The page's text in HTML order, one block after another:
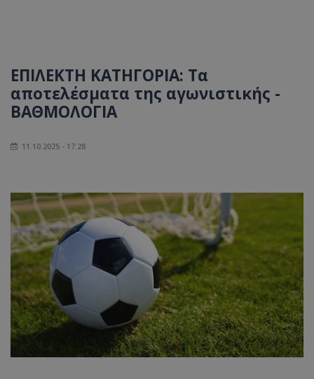
ΕΠΙΛΕΚΤΗ ΚΑΤΗΓΟΡΙΑ: Τα
αποτελέσματα της αγωνιστικής -
ΒΑΘΜΟΛΟΓΙΑ
11.10.2025 - 17:28